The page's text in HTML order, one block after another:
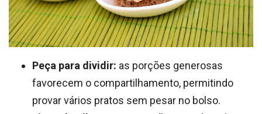
Peça para dividir: as porções generosas
favorecem o compartilhamento, permitindo
provar vários pratos sem pesar no bolso.